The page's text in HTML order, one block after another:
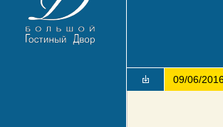
09/06/